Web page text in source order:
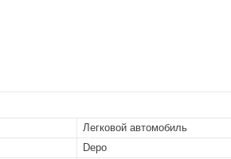
Легковой автомобиль
Depo